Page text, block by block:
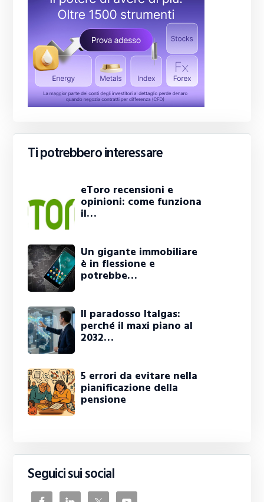
Ti potrebbero interessare
eToro recensioni e
opinioni: come funziona
il…
Un gigante immobiliare
è in flessione e
potrebbe…
Il paradosso Italgas:
perché il maxi piano al
2032…
5 errori da evitare nella
pianificazione della
pensione
Seguici sui social